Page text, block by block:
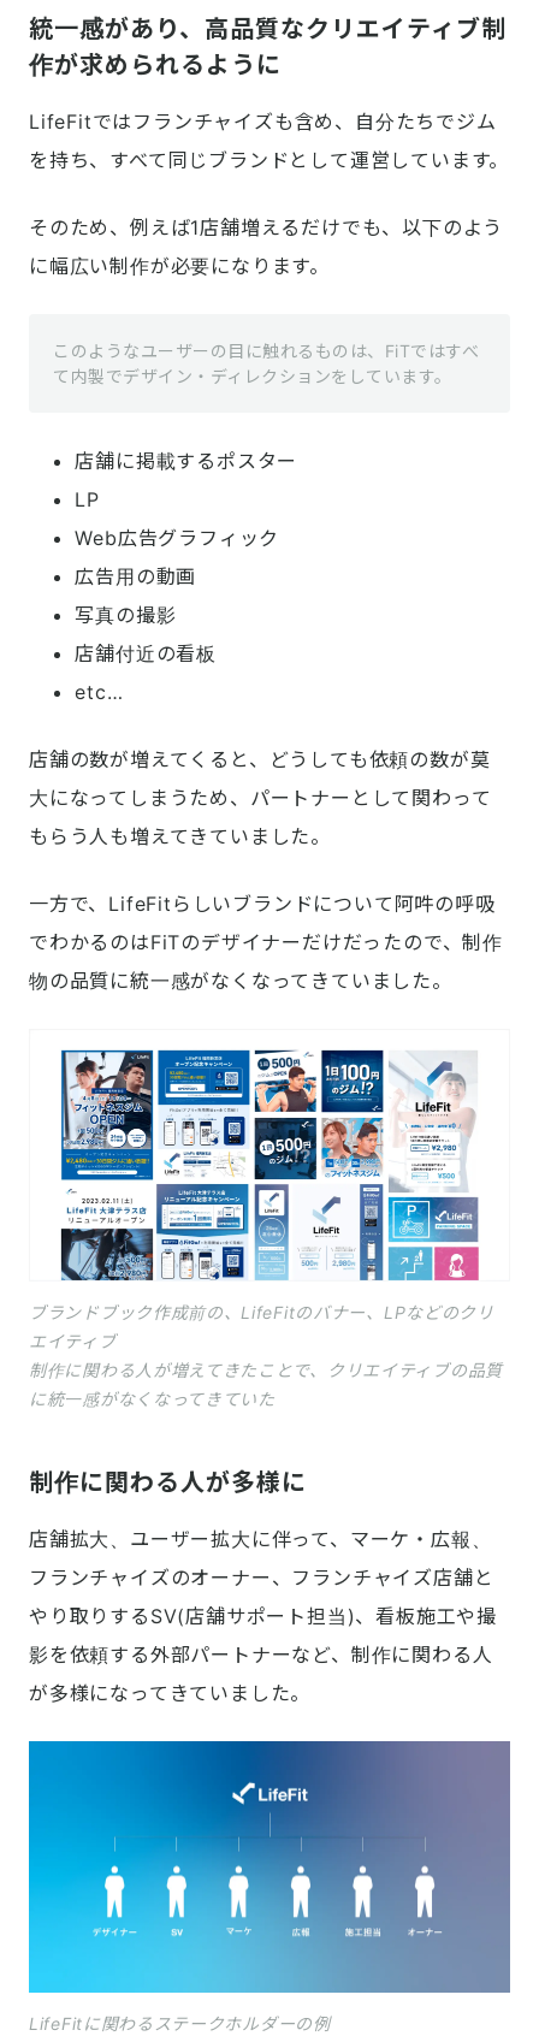
統一感があり、高品質なクリエイティブ制
作が求められるように
LifeFitではフランチャイズも含め、自分たちでジム
を持ち、すべて同じブランドとして運営しています。
そのため、例えば1店舗増えるだけでも、以下のよう
に幅広い制作が必要になります。
このようなユーザーの目に触れるものは、FiTではすべ
て内製でデザイン・ディレクションをしています。
店舗に掲載するポスター
LP
Web広告グラフィック
広告用の動画
写真の撮影
店舗付近の看板
etc…
店舗の数が増えてくると、どうしても依頼の数が莫
大になってしまうため、パートナーとして関わって
もらう人も増えてきていました。
一方で、LifeFitらしいブランドについて阿吽の呼吸
でわかるのはFiTのデザイナーだけだったので、制作
物の品質に統一感がなくなってきていました。
ブランドブック作成前の、LifeFitのバナー、LPなどのクリ
エイティブ
制作に関わる人が増えてきたことで、クリエイティブの品質
に統一感がなくなってきていた
制作に関わる人が多様に
店舗拡大、ユーザー拡大に伴って、マーケ・広報、
フランチャイズのオーナー、フランチャイズ店舗と
やり取りするSV(店舗サポート担当)、看板施工や撮
影を依頼する外部パートナーなど、制作に関わる人
が多様になってきていました。
LifeFitに関わるステークホルダーの例